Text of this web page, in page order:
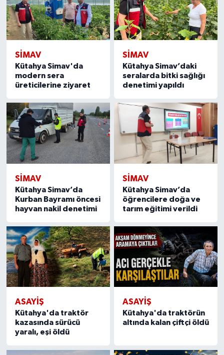
SIMAV
Kütahya Simav'da
modern sera
üreticilerine ziyaret
SIMAV
Kütahya Simav’daki
seralarda bitki sağlığı
denetimi yapıldı
SIMAV
Kütahya Simav’da
Kurban Bayramı öncesi
hayvan nakil denetimi
SIMAV
Kütahya Simav’da
öğrencilere doğa ve
tarım eğitimi verildi
ASAYIŞ
Kütahya'da traktör
kazasında sürücü
yaralı, eşi öldü
ASAYIŞ
Kütahya'da traktörün
altında kalan çiftçi öldü
Video Galeri
Yaşam
Yemek Tarifleri